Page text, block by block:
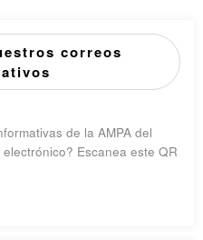
correos
de la AMPA del
Escanea este QR